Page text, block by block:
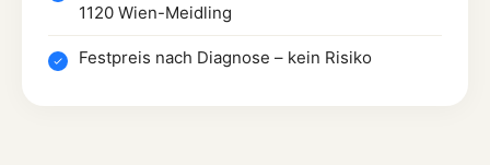
1120 Wien-Meidling
Festpreis nach Diagnose – kein Risiko